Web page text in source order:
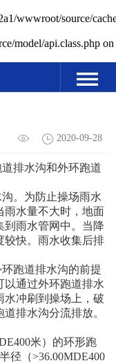
wwwroot/source/
model/api.class.php on
2020-09-28
排水沟和外环跑道
。为防止操场雨水
雨水量不大时，地面
到雨水管网中。当降
较快。雨水收集后排
跑道排水沟的前提
以通过外环跑道排水
水冲刷到操场上，破
排水沟分流排放。
米）的环形跑
径（>36.00MDE400